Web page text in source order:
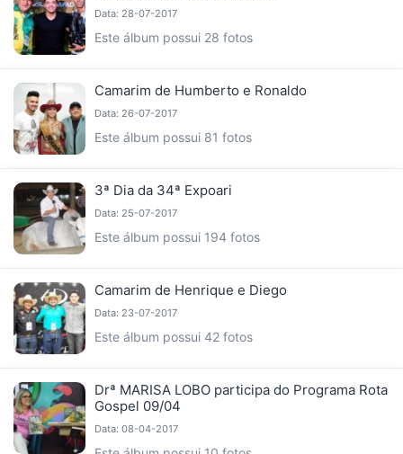
Data: 28-07-2017
Este álbum possui 28 fotos
Camarim de Humberto e Ronaldo
Data: 26-07-2017
Este álbum possui 81 fotos
3ª Dia da 34ª Expoari
Data: 25-07-2017
Este álbum possui 194 fotos
Camarim de Henrique e Diego
Data: 23-07-2017
Este álbum possui 42 fotos
Drª MARISA LOBO participa do Programa Rota
Gospel 09/04
Data: 08-04-2017